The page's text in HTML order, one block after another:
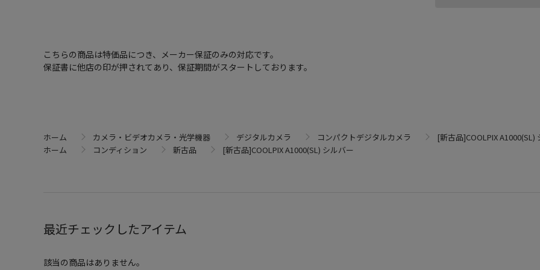
こちらの商品は特価品につき、メーカー保証のみの対応です。
保証書に他店の印が押されてあり、保証期間がスタートしております。
ホーム カメラ・ビデオカメラ・光学機器 デジタルカメラ コンパクトデジタルカメラ
[新古品]COOLPIX A1000(SL)
ホーム
コンディション 新古品 [新古品]COOLPIX A1000(SL) シルバー
最近チェックしたアイテム
該当の商品はありません。